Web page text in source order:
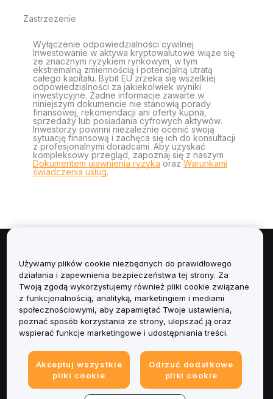
Zastrzeżenie
Wyłączenie odpowiedzialności cywilnej
Inwestowanie w aktywa kryptowalutowe wiąże się
ze znacznym ryzykiem rynkowym, w tym
ekstremalną zmiennością i potencjalną utratą
całego kapitału. Bybit EU zrzeka się wszelkiej
odpowiedzialności za jakiekolwiek wyniki
inwestycyjne. Żadne informacje zawarte w
niniejszym dokumencie nie stanowią porady
finansowej, rekomendacji ani oferty kupna,
sprzedaży lub posiadania cyfrowych aktywów.
Inwestorzy powinni niezależnie ocenić swoją
sytuację finansową i zachęca się ich do konsultacji
z profesjonalnymi doradcami. Aby uzyskać
kompleksowy przegląd, zapoznaj się z naszym
Dokumentem ujawnienia ryzyka orazWarunkami
świadczenia usług.
Informacje
Usługi
Obsługa Klienta
Informacje prawne
Używamy plików cookie niezbędnych do prawidłowego
działania i zapewnienia bezpieczeństwa tej strony. Za
Twoją zgodą wykorzystujemy również pliki cookie związane
z funkcjonalnością, analityką, marketingiem i mediami
społecznościowymi, aby zapamiętać Twoje ustawienia,
poznać sposób korzystania ze strony, ulepszać ją oraz
wspierać funkcje marketingowe i udostępniania treści.
Akceptuj wszystkie
pliki cookie
Odrzuć dodatkowe
pliki cookie